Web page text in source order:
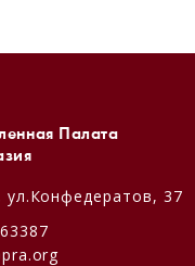
Палата
ул.Конфедератов, 37